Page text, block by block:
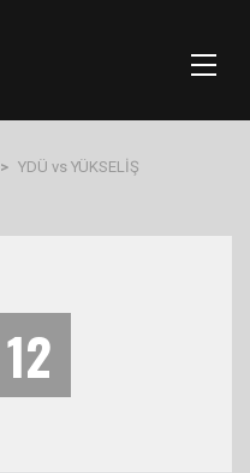
> YDÜ vs YÜKSELİŞ
12